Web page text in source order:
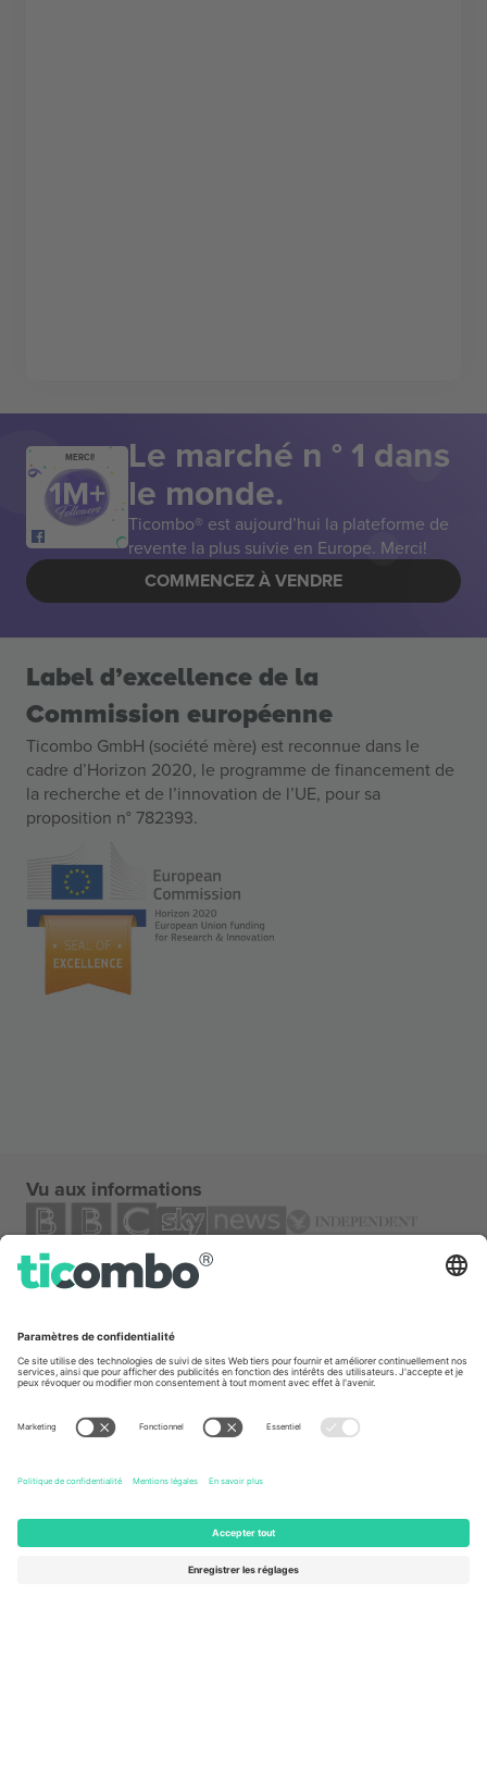
MERCI! Le marché n ° 1 dans
le monde.
Ticombo® est aujourd’hui la plateforme de
revente la plus suivie en Europe. Merci!
COMMENCEZ À VENDRE
Label d’excellence de la
Commission européenne
Ticombo GmbH (société mère) est reconnue dans le
cadre d’Horizon 2020, le programme de financement de
la recherche et de l’innovation de l’UE, pour sa
proposition n° 782393.
Vu aux informations
TixProtect
Programme d'affiliation
Comment ça marche
Centre d'information sur la Coupe
Nous contacter